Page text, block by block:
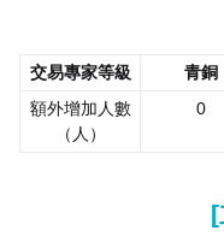
交易專家等級 青銅
額外增加人數
（人）
0
[